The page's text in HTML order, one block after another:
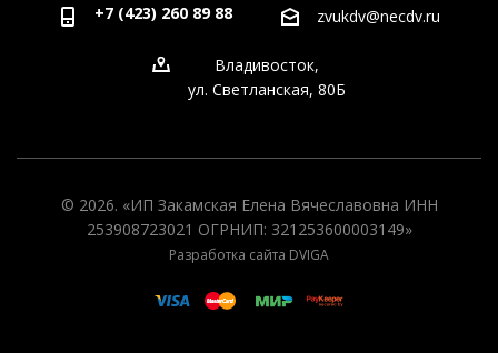
+7 (423) 260 89 88 zvukdv@necdv.ru
Владивосток,
ул. Светланская, 80Б
© 2026. «ИП Закамская Елена Вячеславовна ИНН
253908723021 ОГРНИП: 321253600003149»
Разработка сайта DVIGA